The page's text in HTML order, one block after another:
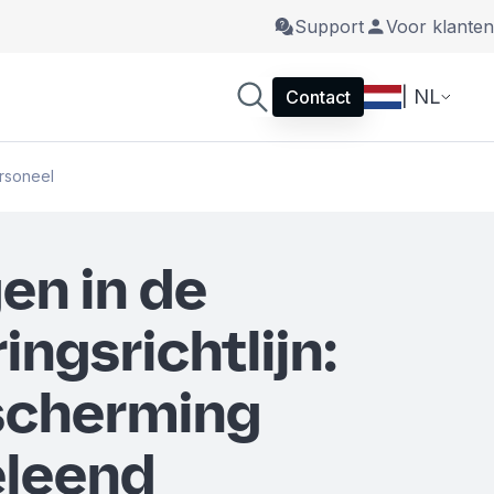
Support Voor klanten
Contact | NL
in de